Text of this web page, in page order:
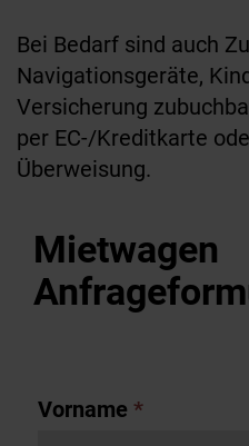
Bei Bedarf sind auch
Navigationsgeräte,
Versicherung
per EC-/Kreditkarte
Überweisung.
Mietwagen
Vorname *